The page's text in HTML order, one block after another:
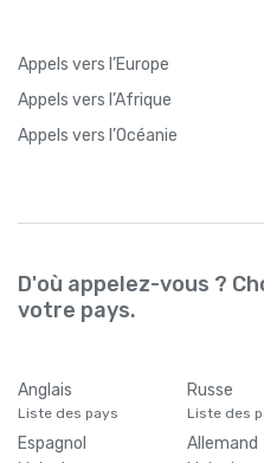
Appels vers l’Europe
Appels vers l’Afrique
Appels vers l’Océanie
D'où appelez-vous ?
votre pays.
Anglais
Liste des pays
Russe
Liste des
Espagnol Allemand